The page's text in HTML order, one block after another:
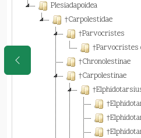
Plesiadapoidea
†Carpolestidae
†Parvocristes
†Parvocristes
†Chronolestinae
†Carpolestinae